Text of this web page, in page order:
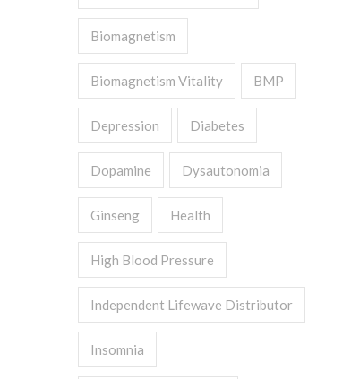
Biomagnetism
Biomagnetism Vitality BMP
Depression Diabetes
Dopamine Dysautonomia
Ginseng Health
High Blood Pressure
Independent Lifewave Distributor
Insomnia